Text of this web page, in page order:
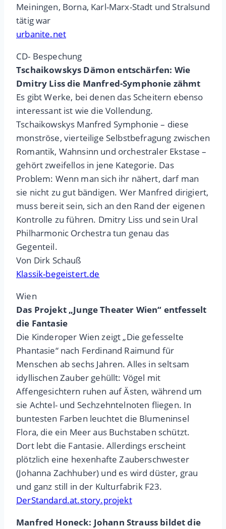
Meiningen, Borna, Karl-Marx-Stadt und Stralsund
tätig war
urbanite.net
CD- Bespechung
Tschaikowskys Dämon entschärfen: Wie
Dmitry Liss die Manfred-Symphonie zähmt
Es gibt Werke, bei denen das Scheitern ebenso
interessant ist wie die Vollendung.
Tschaikowskys Manfred Symphonie – diese
monströse, vierteilige Selbstbefragung zwischen
Romantik, Wahnsinn und orchestraler Ekstase –
gehört zweifellos in jene Kategorie. Das
Problem: Wenn man sich ihr nähert, darf man
sie nicht zu gut bändigen. Wer Manfred dirigiert,
muss bereit sein, sich an den Rand der eigenen
Kontrolle zu führen. Dmitry Liss und sein Ural
Philharmonic Orchestra tun genau das
Gegenteil.
Von Dirk Schauß
Klassik-begeistert.de
Wien
Das Projekt „Junge Theater Wien“ entfesselt
die Fantasie
Die Kinderoper Wien zeigt „Die gefesselte
Phantasie“ nach Ferdinand Raimund für
Menschen ab sechs Jahren. Alles in seltsam
idyllischen Zauber gehüllt: Vögel mit
Affengesichtern ruhen auf Ästen, während um
sie Achtel- und Sechzehntelnoten fliegen. In
buntesten Farben leuchtet die Blumeninsel
Flora, die ein Meer aus Buchstaben schützt.
Dort lebt die Fantasie. Allerdings erscheint
plötzlich eine hexenhafte Zauberschwester
(Johanna Zachhuber) und es wird düster, grau
und ganz still in der Kulturfabrik F23.
DerStandard.at.story.projekt
Manfred Honeck: Johann Strauss bildet die